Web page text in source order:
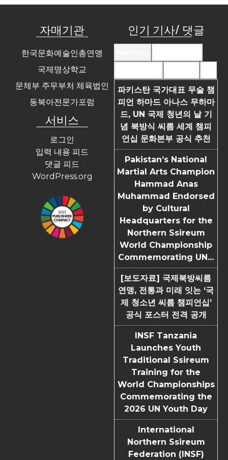
자매기관
한국문화예술인총연맹
국제명상학교
문체부 주무부처 체육법인
동북아전문가포럼
서비스
로그인
입력 내용 피드
댓글 피드
WordPress.org
인기 기사/ 댓글
파키스탄 국가대표 무술 챔
피언 하마드 아나스 무하마
드, UN 국제 청년의 날 기
념 북방식 씨름 세계 챔피
언십 문화본부 공식 추천
Pakistan’s National
Martial Arts Champion
Hammad Anas
Muhammad Endorsed
by Cultural
Headquarters for the
Northern Ssireum
World Championship
Commemorating UN...
[보도자료] 국제북방씨름
연맹, 전통과 미래 잇는 ‘국
제 청소년 씨름 챔피언십’
공식 포스터 전격 공개
INSF Tanzania
Launches Youth
Traditional Ssireum
Training for the
World Championships
Commemorating the
2026 UN Youth Day
International
Northern Ssireum
Federation (INSF)